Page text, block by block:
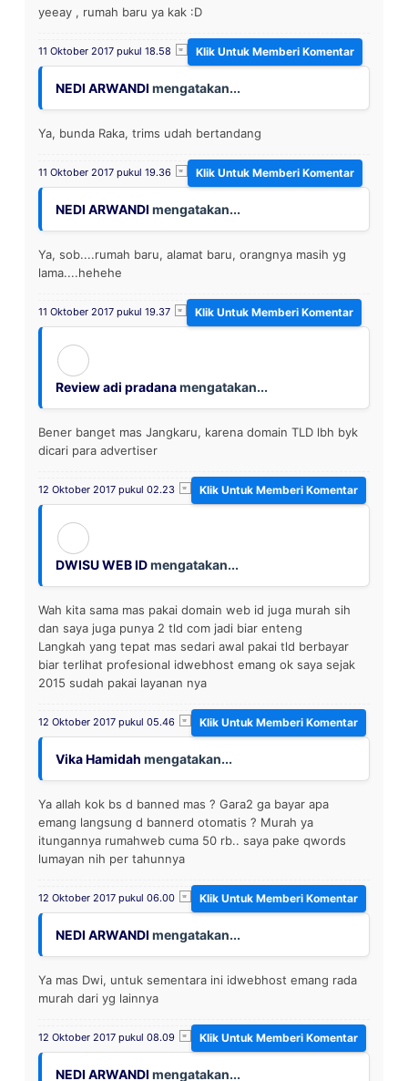
yeeay , rumah baru ya kak :D
11 Oktober 2017 pukul 18.58
NEDI ARWANDI mengatakan...
Ya, bunda Raka, trims udah bertandang
11 Oktober 2017 pukul 19.36
NEDI ARWANDI mengatakan...
Ya, sob....rumah baru, alamat baru, orangnya masih yg
lama....hehehe
11 Oktober 2017 pukul 19.37
Review adi pradanamengatakan...
Bener banget mas Jangkaru, karena domain TLD lbh byk
dicari para advertiser
12 Oktober 2017 pukul 02.23
DWISU WEB IDmengatakan...
Wah kita sama mas pakai domain web id juga murah sih
dan saya juga punya 2 tld com jadi biar enteng
Langkah yang tepat mas sedari awal pakai tld berbayar
biar terlihat profesional idwebhost emang ok saya sejak
2015 sudah pakai layanan nya
12 Oktober 2017 pukul 05.46
Vika Hamidah mengatakan...
Ya allah kok bs d banned mas ? Gara2 ga bayar apa
emang langsung d bannerd otomatis ? Murah ya
itungannya rumahweb cuma 50 rb.. saya pake qwords
lumayan nih per tahunnya
12 Oktober 2017 pukul 06.00
NEDI ARWANDI mengatakan...
Ya mas Dwi, untuk sementara ini idwebhost emang rada
murah dari yg lainnya
12 Oktober 2017 pukul 08.09
NEDI ARWANDI mengatakan...